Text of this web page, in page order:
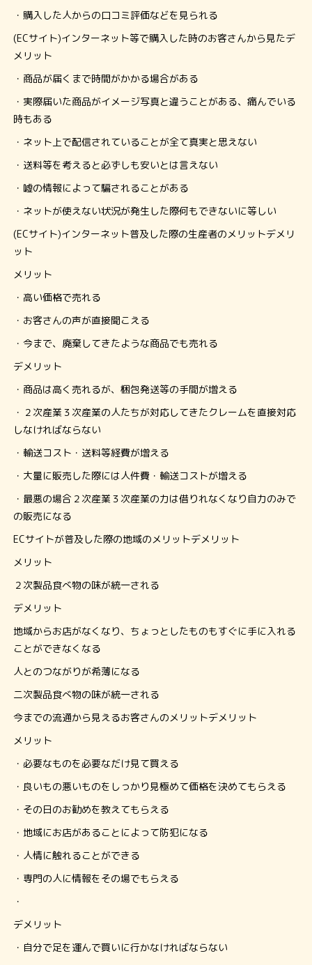
・購入した人からの口コミ評価などを見られる
(ECサイト)インターネット等で購入した時のお客さんから見たデ
メリット
・商品が届くまで時間がかかる場合がある
・実際届いた商品がイメージ写真と違うことがある、痛んでいる
時もある
・ネット上で配信されていることが全て真実と思えない
・送料等を考えると必ずしも安いとは言えない
・嘘の情報によって騙されることがある
・ネットが使えない状況が発生した際何もできないに等しい
(ECサイト)インターネット普及した際の生産者のメリットデメリ
ット
メリット
・高い価格で売れる
・お客さんの声が直接聞こえる
・今まで、廃棄してきたような商品でも売れる
デメリット
・商品は高く売れるが、梱包発送等の手間が増える
・２次産業３次産業の人たちが対応してきたクレームを直接対応
しなければならない
・輸送コスト・送料等経費が増える
・大量に販売した際には人件費・輸送コストが増える
・最悪の場合２次産業３次産業の力は借りれなくなり自力のみで
の販売になる
ECサイトが普及した際の地域のメリットデメリット
メリット
２次製品食べ物の味が統一される
デメリット
地域からお店がなくなり、ちょっとしたものもすぐに手に入れる
ことができなくなる
人とのつながりが希薄になる
二次製品食べ物の味が統一される
今までの流通から見えるお客さんのメリットデメリット
メリット
・必要なものを必要なだけ見て買える
・良いもの悪いものをしっかり見極めて価格を決めてもらえる
・その日のお勧めを教えてもらえる
・地域にお店があることによって防犯になる
・人情に触れることができる
・専門の人に情報をその場でもらえる
・
デメリット
・自分で足を運んで買いに行かなければならない